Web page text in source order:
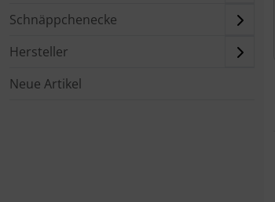
Schnäppchenecke
Hersteller
Neue Artikel